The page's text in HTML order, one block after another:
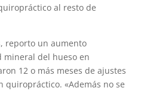
al resto de
reporto un aumento
mineral del hueso en
12 o más meses de ajustes
quiropráctico. «Además no se